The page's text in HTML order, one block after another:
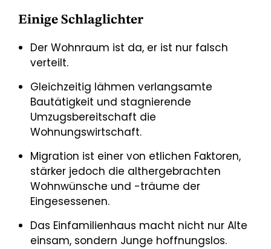
Einige Schlaglichter
Der Wohnraum ist da, er ist nur falsch
verteilt.
Gleichzeitig lähmen verlangsamte
Bautätigkeit und stagnierende
Umzugsbereitschaft die
Wohnungswirtschaft.
Migration ist einer von etlichen Faktoren,
stärker jedoch die althergebrachten
Wohnwünsche und -träume der
Eingesessenen.
Das Einfamilienhaus macht nicht nur Alte
einsam, sondern Junge hoffnungslos.